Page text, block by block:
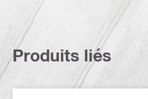
Produits liés